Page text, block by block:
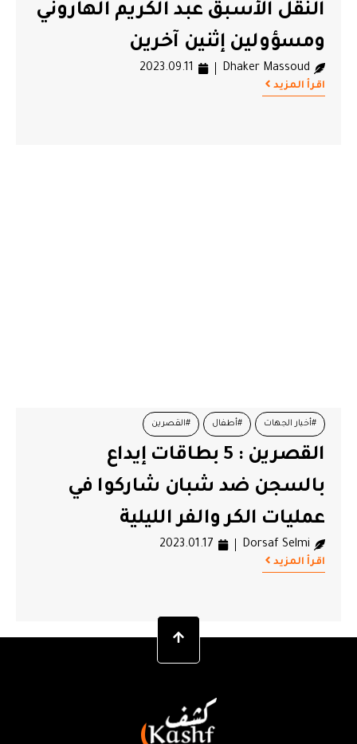
النقل الأسبق عبد الكريم الهاروني
ومسؤولين إثنين آخرين
Dhaker Massoud
2023.09.11
اقرأ المزيد
#أخبار الجهات #أطفال #القصرين
#بطاقات إيداع بالسجن #شبان #عمليات الكر والفر
القصرين : 5 بطاقات إيداع
بالسجن ضد شبان شاركوا في
عمليات الكر والفر الليلية
Dorsaf Selmi
2023.01.17
اقرأ المزيد